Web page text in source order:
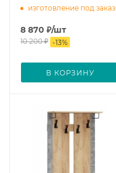
изготовление под заказ
8 870 ₽/шт
10 200₽ -13%
В КОРЗИНУ